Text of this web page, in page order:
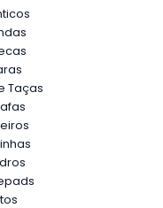
Taças